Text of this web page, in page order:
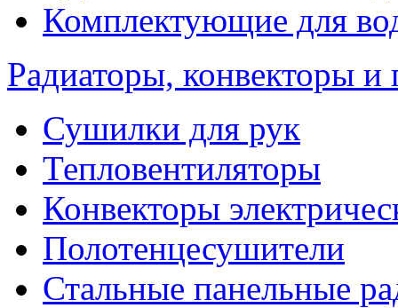
Комплектующие для
Радиаторы, конвекторы и
Сушилки для рук
Тепловентиляторы
Конвекторы
Полотенцесушители
Стальные панельные